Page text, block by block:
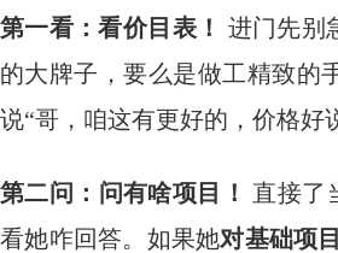
第一看：看价目表！ 进门先别
的大牌子，要么是做工精致的
说“哥，咱这有更好的，价格好
第二问：问有啥项目！
直接
看她咋回答。如果她对基础项